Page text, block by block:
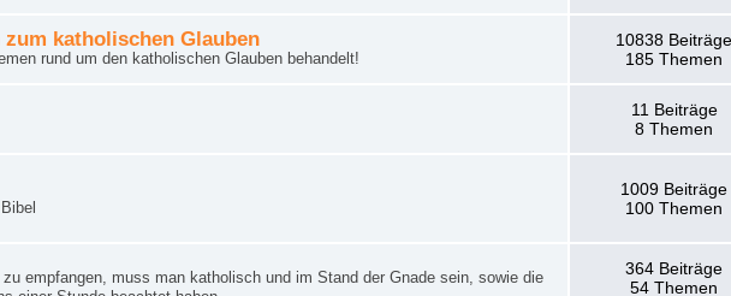
zum katholischen Glauben
rund um den katholischen Glauben behandelt!
10838 Beiträge
185 Themen
11 Beiträge
8 Themen
1009 Beiträge
100 Themen
empfangen, muss man katholisch und im Stand der Gnade sein, sowie die
364 Beiträge
54 Themen